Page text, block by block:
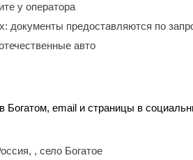
у оператора
документы предоставляются по
авто
Богатом, email и страницы в
, село Богатое